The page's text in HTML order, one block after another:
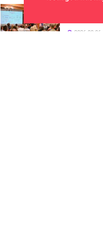
2026-08-06